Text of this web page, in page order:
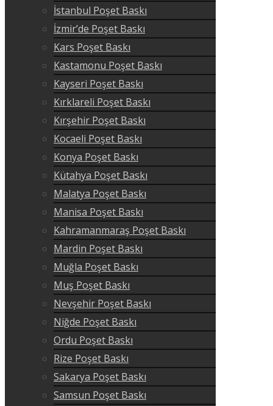
İstanbul Poşet Baskı
İzmir’de Poşet Baskı
Kars Poşet Baskı
Kastamonu Poşet Baskı
Kayseri Poşet Baskı
Kırklareli Poşet Baskı
Kırşehir Poşet Baskı
Kocaeli Poşet Baskı
Konya Poşet Baskı
Kütahya Poşet Baskı
Malatya Poşet Baskı
Manisa Poşet Baskı
Kahramanmaraş Poşet Baskı
Mardin Poşet Baskı
Muğla Poşet Baskı
Muş Poşet Baskı
Nevşehir Poşet Baskı
Niğde Poşet Baskı
Ordu Poşet Baskı
Rize Poşet Baskı
Sakarya Poşet Baskı
Samsun Poşet Baskı